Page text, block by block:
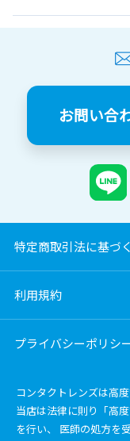
お問い合
特定商取引法に基づ
利用規約
プライバシーポリシ
コンタクトレンズは高度
当店は法律に則り「高
を行い、 医師の処方を